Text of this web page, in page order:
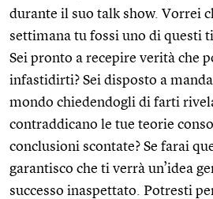
durante il suo talk show. Vorrei
settimana tu fossi uno di questi
Sei pronto a recepire verità che
infastidirti? Sei disposto a
mondo chiedendogli di farti
contraddicano le tue teorie
conclusioni scontate? Se farai
garantisco che ti verrà un’idea
successo inaspettato. Potresti